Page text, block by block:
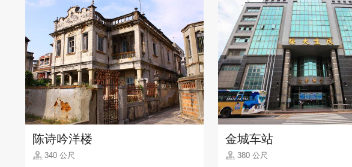
陈诗吟洋楼
340 公尺
金城车站
380 公尺